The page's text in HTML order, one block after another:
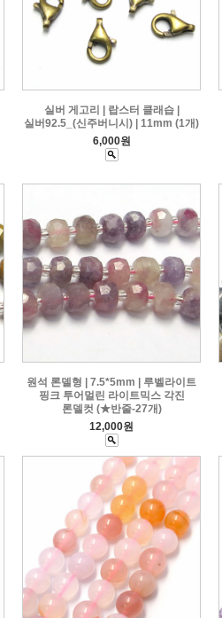
실버 게고리 | 랍스터 클래습 |
실버92.5_(신주버니시) | 11mm (1개)
6,000원
원석 론델형 | 7.5*5mm | 루벨라이트
핑크 투어멀린 라이트믹스 각진
론델컷 (★반줄-27개)
12,000원